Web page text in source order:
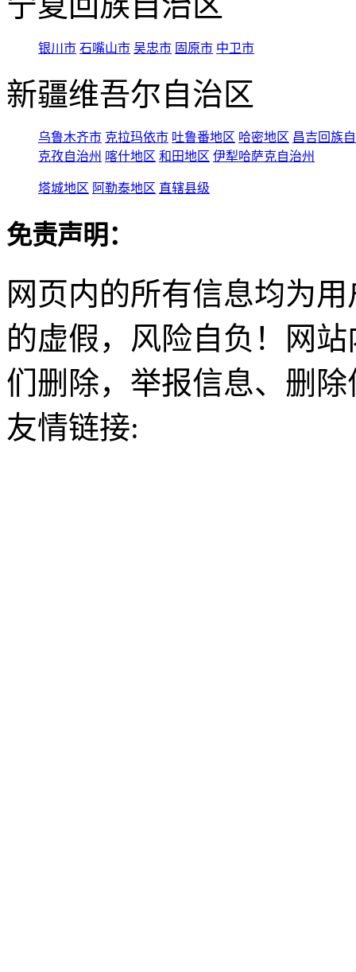
银川市 石嘴山市 吴忠市 固原市 中卫市
新疆维吾尔自治区
乌鲁木齐市 克拉玛依市 吐鲁番地区 哈密地区 昌吉回族
克孜自治州 喀什地区 和田地区 伊犁哈萨克自治州
塔城地区 阿勒泰地区 直辖县级
免责声明：
网页内的所有信息均为
的虚假，风险自负！网
们删除，举报信息、删
友情链接: